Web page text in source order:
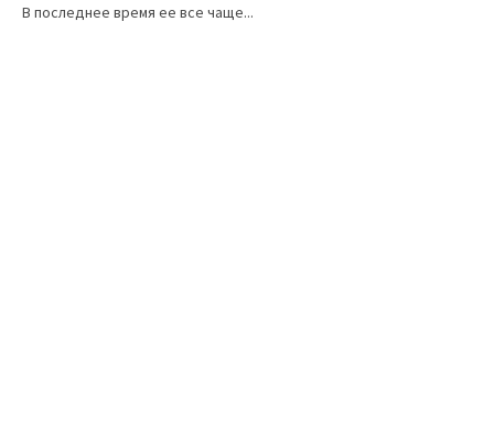
В последнее время ее все чаще...